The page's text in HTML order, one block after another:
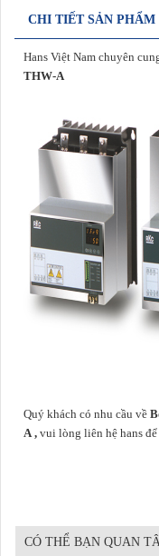
CHI TIẾT SẢN PHẨM
Hans Việt Nam chuyên
THW-A
Quý khách có nhu cầu về
A , vui lòng liên hệ hans
CÓ THỂ BẠN QUAN